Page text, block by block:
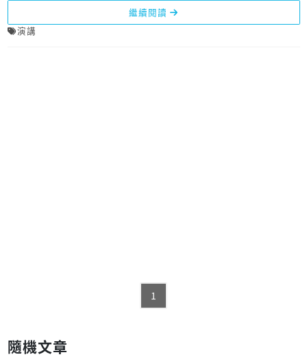
繼續閱讀
演講
1
隨機文章